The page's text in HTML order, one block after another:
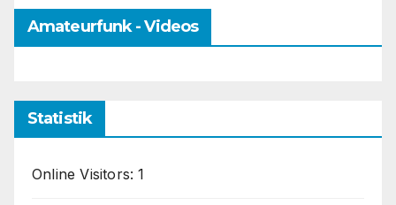
Amateurfunk - Videos
Statistik
Online Visitors:1